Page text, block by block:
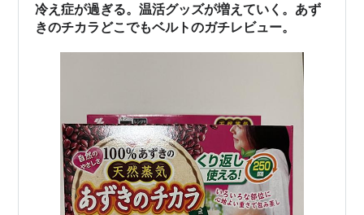
冷え症が過ぎる。温活グッズが増えていく。あず
きのチカラどこでもベルトのガチレビュー。